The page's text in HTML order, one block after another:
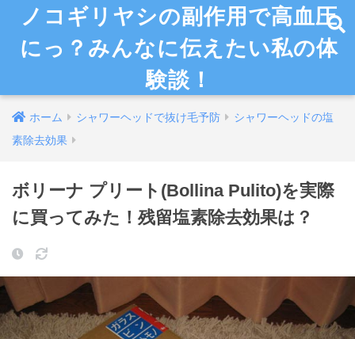
ノコギリヤシの副作用で高血圧
にっ？みんなに伝えたい私の体
験談！
ホーム シャワーヘッドで抜け毛予防
シャワーヘッドの塩
素除去効果
ボリーナ プリート(Bollina Pulito)を実際
に買ってみた！残留塩素除去効果は？